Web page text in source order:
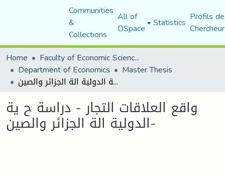
Communities
&
Collections
All of
DSpace Statistics Profils
Home
Faculty of Economic Sciences, Commerce and Management Sciences
Department of Economics Master Thesis
واقع العلاقات التجار - دراسة ح ية الدولية الة الجزائر والصين-
واقع العلاقات التجار - دراسة ح ية
الدولية الة الجزائر والصين-